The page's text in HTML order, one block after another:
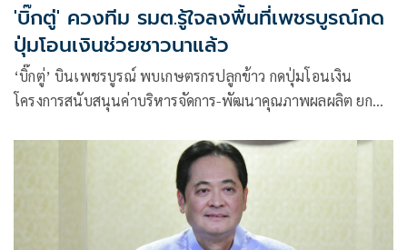
'บิ๊กตู่' ควงทีม รมต.รู้ใจลงพื้นที่เพชรบูรณ์กด
ปุ่มโอนเงินช่วยชาวนาแล้ว
‘บิ๊กตู่’ บินเพชรบูรณ์ พบเกษตรกรปลูกข้าว กดปุ่มโอนเงิน
โครงการสนับสนุนค่าบริหารจัดการ-พัฒนาคุณภาพผลผลิต ยก